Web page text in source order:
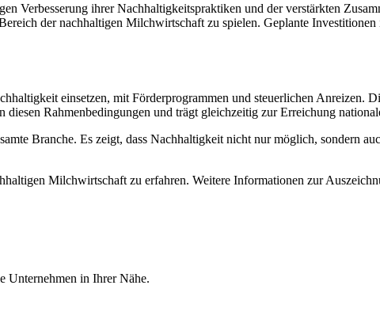
Verbesserung ihrer Nachhaltigkeitspraktiken und der verstärkten
der nachhaltigen Milchwirtschaft zu spielen. Geplante
einsetzen, mit Förderprogrammen und steuerlichen Anreizen.
Rahmenbedingungen und trägt gleichzeitig zur Erreichung
Branche. Es zeigt, dass Nachhaltigkeit nicht nur möglich, sondern
Milchwirtschaft zu erfahren. Weitere Informationen zur
Unternehmen in Ihrer Nähe.